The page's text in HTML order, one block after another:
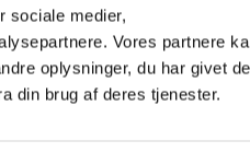
sociale medier,
Vores partnere
oplysninger, du har givet
din brug af deres tjenester.
Grundvand